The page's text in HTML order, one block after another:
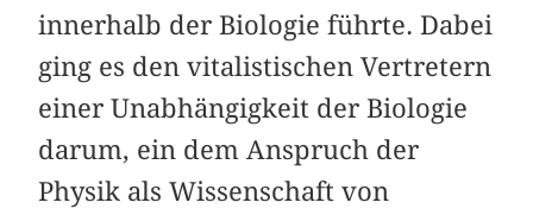
innerhalb der Biologie führte. Dabei
ging es den vitalistischen Vertretern
einer Unabhängigkeit der Biologie
darum, ein dem Anspruch der
Physik als Wissenschaft von